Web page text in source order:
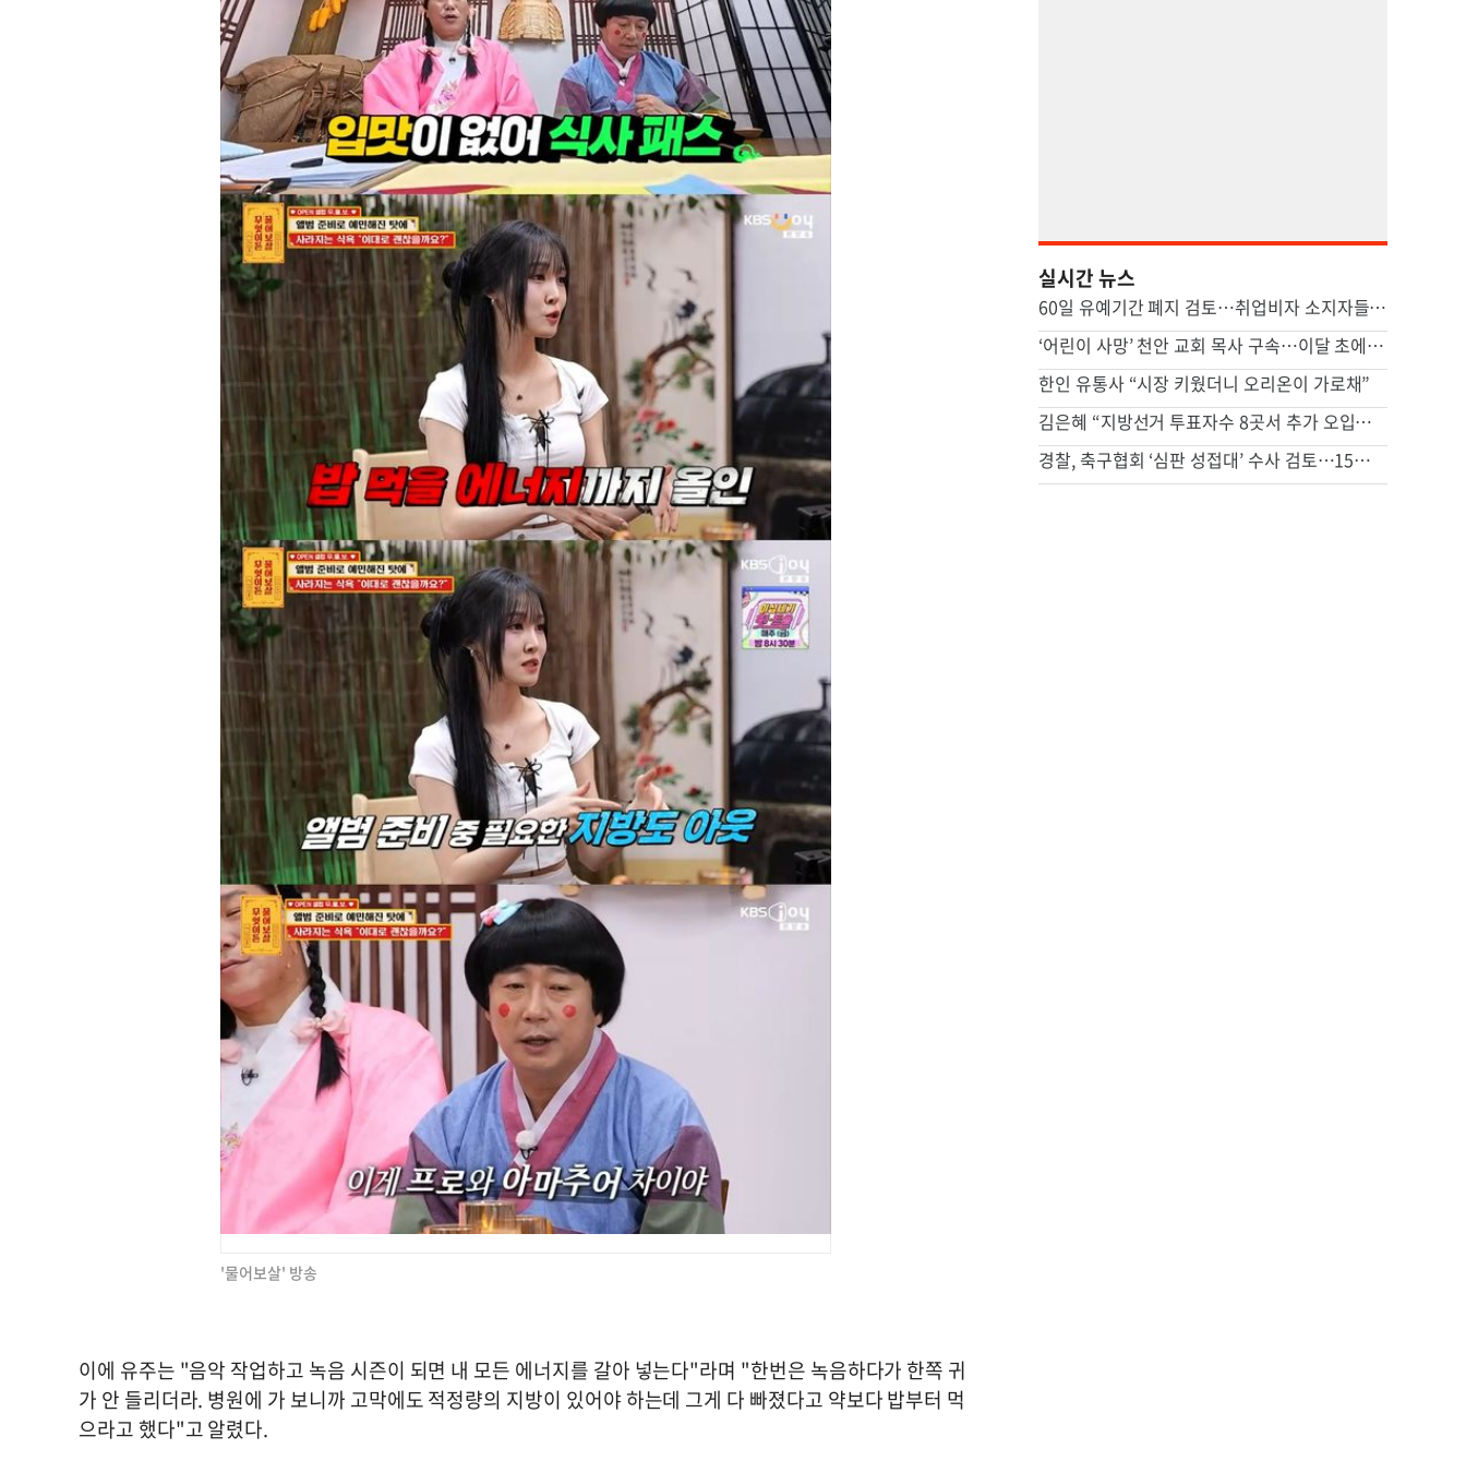
'물어보살' 방송
이에 유주는 "음악 작업하고 녹음 시즌이 되면 내 모든 에너지를 갈아 넣는다"라며 "한번은 녹음하다가 한쪽 귀
가 안 들리더라. 병원에 가 보니까 고막에도 적정량의 지방이 있어야 하는데 그게 다 빠졌다고 약보다 밥부터 먹
으라고 했다"고 알렸다.
실시간 뉴스
60일 유예기간 폐지 검토…취업비자 소지자들 타격
‘어린이 사망’ 천안 교회 목사 구속…이달 초에만 학대 신고 2건
한인 유통사 “시장 키웠더니 오리온이 가로채”
김은혜 “지방선거 투표자수 8곳서 추가 오입력…4만표 넘어”
경찰, 축구협회 ‘심판 성접대’ 수사 검토…15년 전 사건 공소시효가 관건